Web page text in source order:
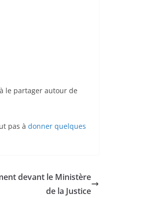
le partager autour de
pas à donner quelques
devant le Ministère
de la Justice